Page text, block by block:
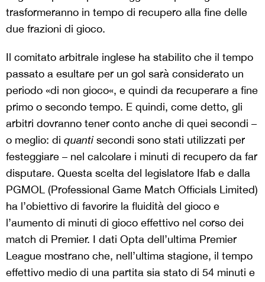
trasformeranno in tempo di recupero alla fine delle
due frazioni di gioco.
Il comitato arbitrale inglese ha stabilito che il tempo
passato a esultare per un gol sarà considerato un
periodo «di non gioco«, e quindi da recuperare a fine
primo o secondo tempo. E quindi, come detto, gli
arbitri dovranno tener conto anche di quei secondi –
o meglio: di quanti secondi sono stati utilizzati per
festeggiare – nel calcolare i minuti di recupero da far
disputare. Questa scelta del legislatore Ifab e dalla
PGMOL (Professional Game Match Officials Limited)
ha l’obiettivo di favorire la fluidità del gioco e
l’aumento di minuti di gioco effettivo nel corso dei
match di Premier. I dati Opta dell’ultima Premier
League mostrano che, nell’ultima stagione, il tempo
effettivo medio di una partita sia stato di 54 minuti e